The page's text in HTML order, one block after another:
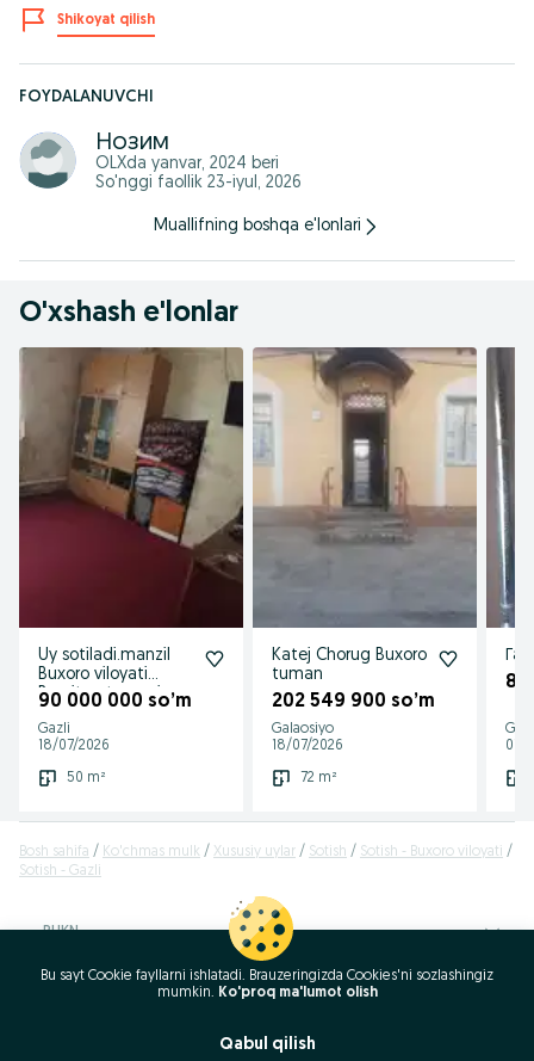
Shikoyat qilish
FOYDALANUVCHI
Нозим
OLXda yanvar, 2024 beri
So'nggi faollik 23-iyul, 2026
Muallifning boshqa e'lonlari
O'xshash e'lonlar
Uy sotiladi.manzil
Buxoro viloyati
Romitan tumani
90 000 000 so’m
Gazli
18/07/2026
50 m²
Katej Chorug Buxoro
tuman
202 549 900 so’m
Galaosiyo
18/07/2026
72 m²
83
01/
Bosh sahifa Ko'chmas mulk Xususiy uylar Sotish
Sotish - Buxoro viloyati
Sotish - Gazli
RUKN
Bu sayt Cookie fayllarni ishlatadi. Brauzeringizda Cookies'ni sozlashingiz
mumkin. Ko'proq ma'lumot olish
Qabul qilish